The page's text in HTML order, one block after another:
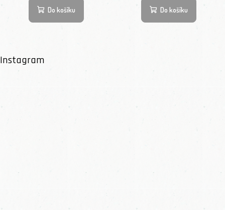
Do košíku Do košíku
Instagram